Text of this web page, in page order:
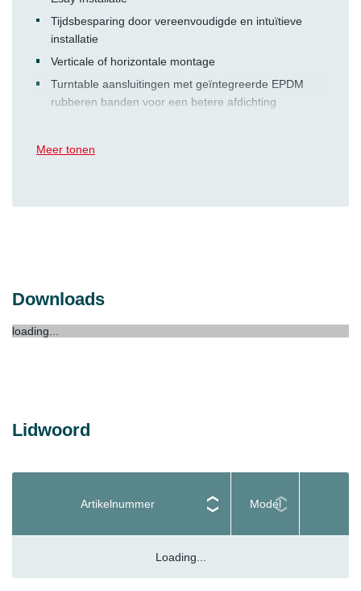
Tijdsbesparing door vereenvoudigde en intuïtieve
installatie
Verticale of horizontale montage
Turntable aansluitingen met geïntegreerde EPDM
rubberen banden voor een betere afdichting
Hoge prestaties
De Constante luchtstroomtechnologie garandeert een
gebalanceerd debiet en optimaal comfort
Aerodynamisch ontwerp zorgt voor een betere
MODBUS) of app
Meer tonen
Downloads
loading...
Lidwoord
Artikelnummer Model
Loading...